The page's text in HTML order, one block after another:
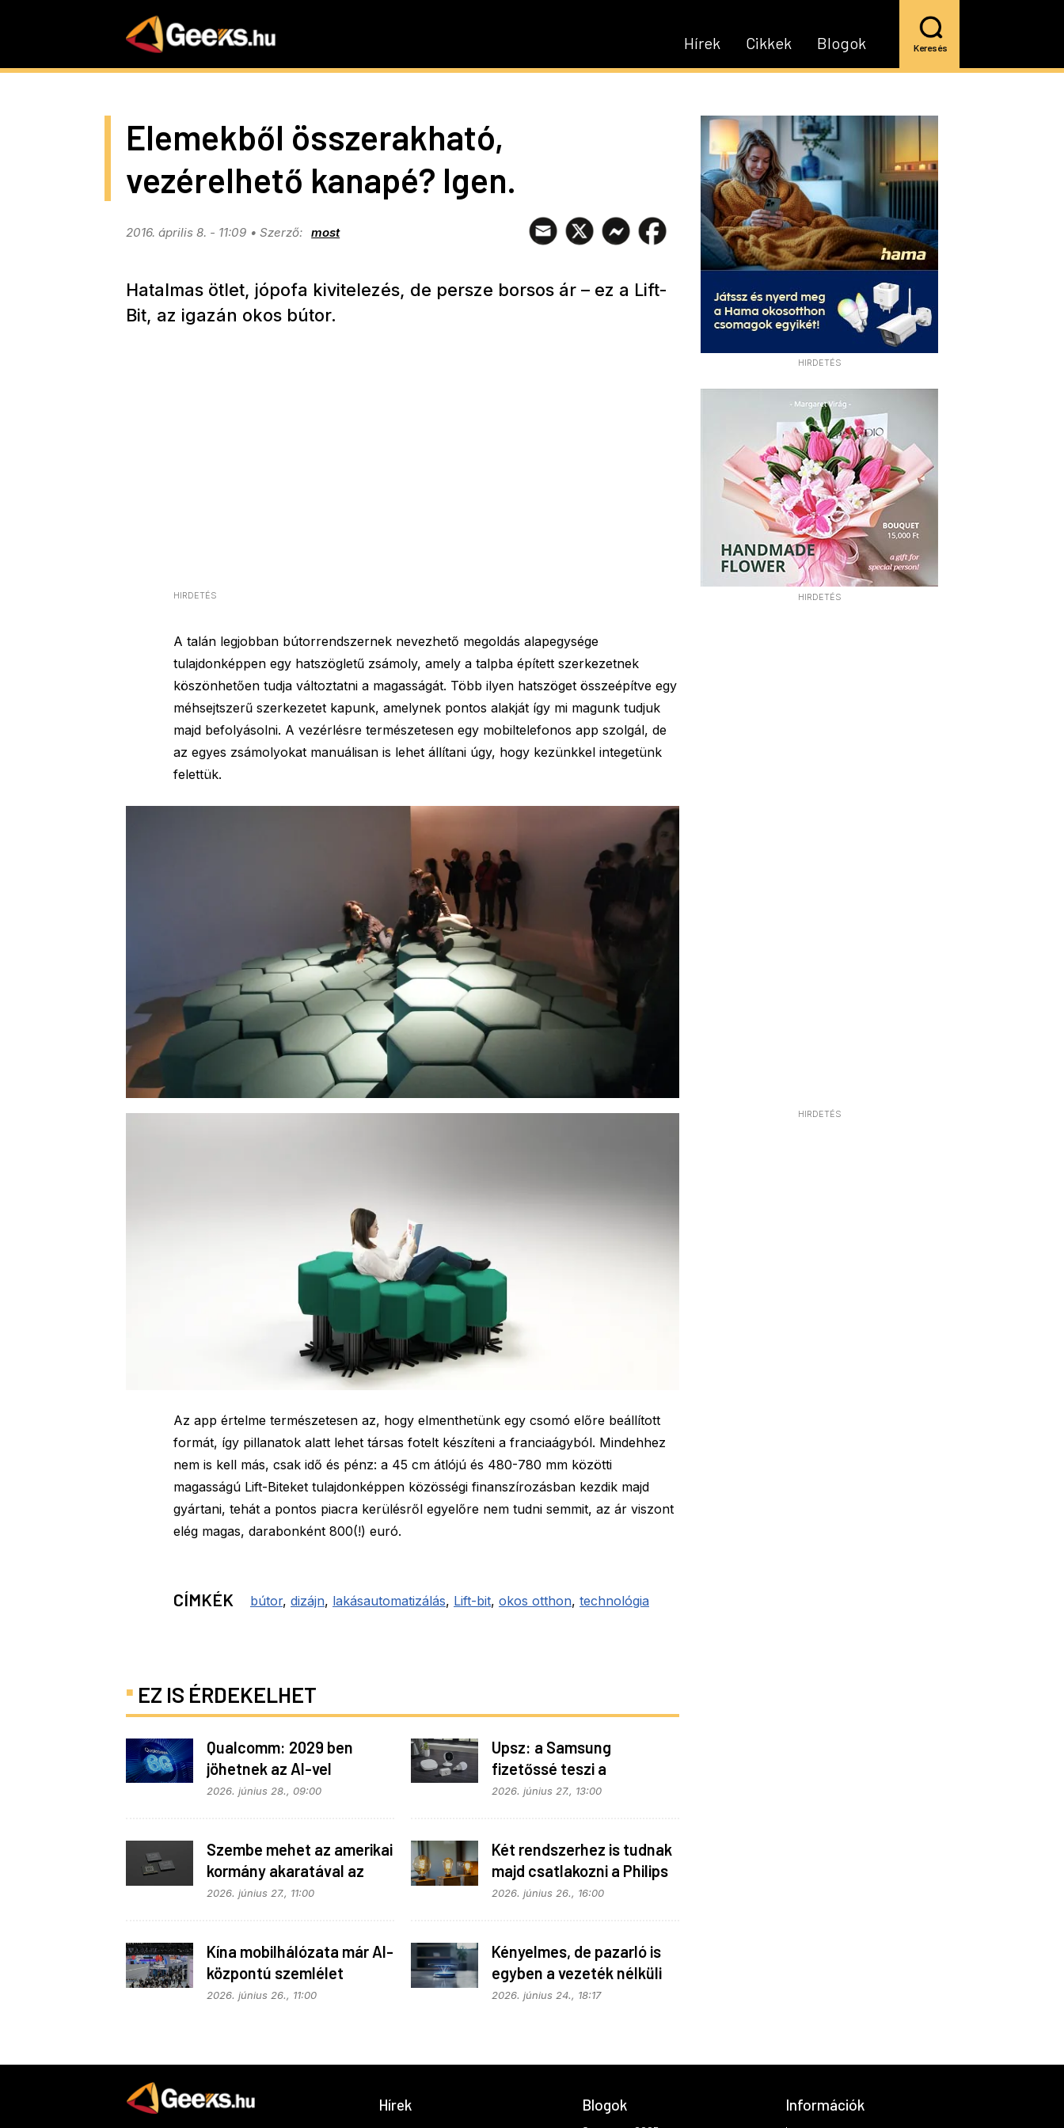
Blogok
Cikkek
Hírek Keresés
HIRDETÉS
HIRDETÉS
HIRDETÉS
Elemekből összerakható,
vezérelhető kanapé? Igen.
2016. április 8. - 11:09 most
Hatalmas ötlet, jópofa kivitelezés, de persze borsos ár – ez a Lift-
Bit, az igazán okos bútor.
HIRDETÉS
A talán legjobban bútorrendszernek nevezhető megoldás alapegysége
tulajdonképpen egy hatszögletű zsámoly, amely a talpba épített szerkezetnek
köszönhetően tudja változtatni a magasságát. Több ilyen hatszöget összeépítve egy
méhsejtszerű szerkezetet kapunk, amelynek pontos alakját így mi magunk tudjuk
majd befolyásolni. A vezérlésre természetesen egy mobiltelefonos app szolgál, de
az egyes zsámolyokat manuálisan is lehet állítani úgy, hogy kezünkkel integetünk
felettük.
Az app értelme természetesen az, hogy elmenthetünk egy csomó előre beállított
formát, így pillanatok alatt lehet társas fotelt készíteni a franciaágyból. Mindehhez
nem is kell más, csak idő és pénz: a 45 cm átlójú és 480-780 mm közötti
magasságú Lift-Biteket tulajdonképpen közösségi finanszírozásban kezdik majd
gyártani, tehát a pontos piacra kerülésről egyelőre nem tudni semmit, az ár viszont
elég magas, darabonként 800(!) euró.
CÍMKÉK bútor, dizájn, lakásautomatizálás, Lift-bit, okos otthon, technológia
EZ IS ÉRDEKELHET
Qualcomm: 2029 ben
jöhetnek az AI-vel
telepakolt 6G-s telefonok
2026. június 28., 09:00
Upsz: a Samsung
fizetőssé teszi a
SmartThings API
2026. június 27., 13:00
Szembe mehet az amerikai
kormány akaratával az
Apple
2026. június 27., 11:00
Két rendszerhez is tudnak
majd csatlakozni a Philips
Hue égők
2026. június 26., 16:00
Kína mobilhálózata már AI-
központú szemlélet
alapján fejlődik
2026. június 26., 11:00
Kényelmes, de pazarló is
egyben a vezeték nélküli
töltés
2026. június 24., 18:17
Hírek Blogok Információk